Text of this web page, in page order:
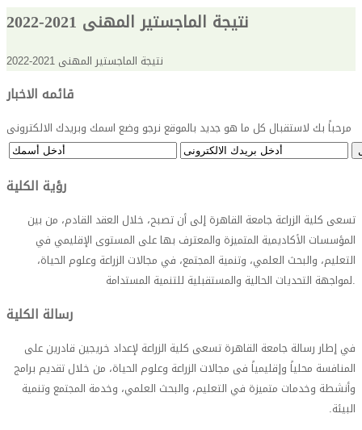
نتيجة الماجستير المهنى 2021-2022
نتيجة الماجستير المهنى 2021-2022
قائمه الاخبار
مرحباً بك لاستقبال كل ما هو جديد بالموقع نرجو وضع اسمك وبريدك الالكترونى
رؤية الكلية
تسعى كلية الزراعة جامعة القاهرة إلى أن تصبح، خلال العقد القادم، من بين
المؤسسات الأكاديمية المتميزة والمعترف بها على المستوى الإقليمي في
التعليم، والبحث العلمي، وتنمية المجتمع، في مجالات الزراعة وعلوم الحياة،
لمواجهة التحديات الحالية والمستقبلية للتنمية المستدامة.
في إطار رسالة جامعة القاهرة تسعى كلية الزراعة لإعداد خريجين قادرين على
المنافسة محلياً وإقليمياً فى مجالات الزراعة وعلوم الحياة، من خلال تقديم برامج
وأنشطة وخدمات متميزة في التعليم، والبحث العلمي، وخدمة المجتمع وتنمية
البيئة.